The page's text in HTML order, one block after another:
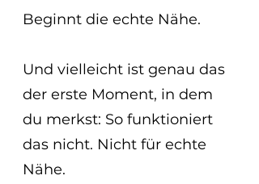
Beginnt die echte Nähe.
Und vielleicht ist genau das
der erste Moment, in dem
du merkst: So funktioniert
das nicht. Nicht für echte
Nähe.